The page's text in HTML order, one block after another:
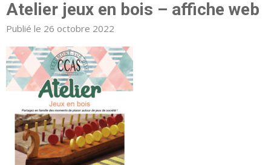
Atelier jeux en bois – affiche web
Publié le 26 octobre 2022